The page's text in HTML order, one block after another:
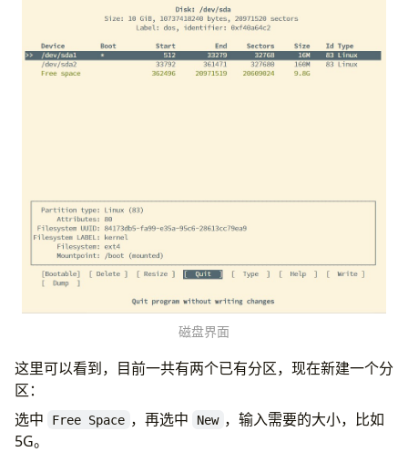
磁盘界面
这里可以看到，目前一共有两个已有分区，现在新建一个分
区：
选中
Free Space ，再选中 New ，输入需要的大小，比如
5G。